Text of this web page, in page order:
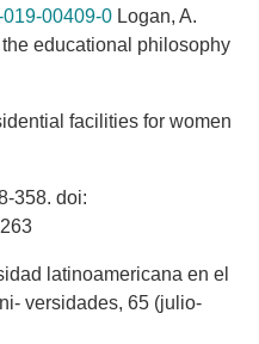
00409-0 Logan, A.
the educational philosophy
facilities for women
358. doi:
latinoamericana en el
versidades, 65 (julio-